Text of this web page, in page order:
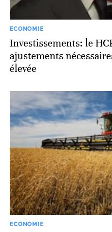
ECONOMIE
Investissements: le
ajustements
élevée
ECONOMIE